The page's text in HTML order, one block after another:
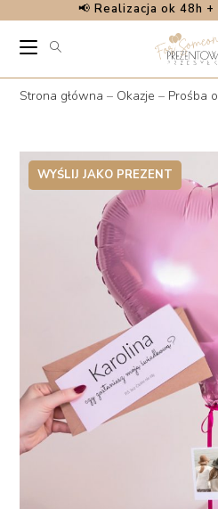
content
📢 Realizacja ok 48h
Strona główna – Okazje – Prośba
WYŚLIJ JAKO PREZENT